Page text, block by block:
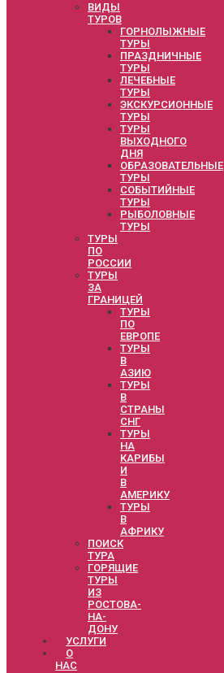
ВИДЫ
ТУРОВ
ГОРНОЛЫЖНЫЕ
ТУРЫ
ПРАЗДНИЧНЫЕ
ТУРЫ
ЛЕЧЕБНЫЕ
ТУРЫ
ЭКСКУРСИОННЫЕ
ТУРЫ
ТУРЫ
ВЫХОДНОГО
ДНЯ
ОБРАЗОВАТЕЛЬНЫЕ
ТУРЫ
СОБЫТИЙНЫЕ
ТУРЫ
РЫБОЛОВНЫЕ
ТУРЫ
ТУРЫ
ПО
РОССИИ
ТУРЫ
ЗА
ГРАНИЦЕЙ
ТУРЫ
ПО
ЕВРОПЕ
ТУРЫ
В
АЗИЮ
ТУРЫ
В
СТРАНЫ
СНГ
ТУРЫ
НА
КАРИБЫ
И
В
АМЕРИКУ
ТУРЫ
В
АФРИКУ
ПОИСК
ТУРА
ГОРЯЩИЕ
ТУРЫ
ИЗ
РОСТОВА-
НА-
ДОНУ
УСЛУГИ
О
НАС